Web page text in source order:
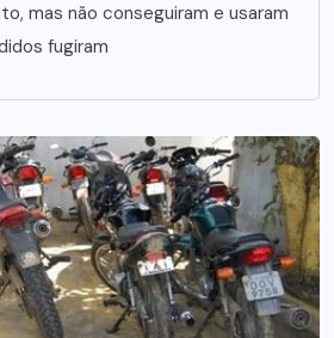
mas não conseguiram e usaram
fugiram